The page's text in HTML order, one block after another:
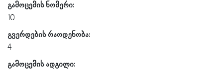
გამოცემის ნომერი:
10
გვერდების რაოდენობა:
4
გამოცემის ადგილი: